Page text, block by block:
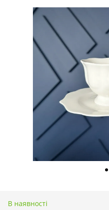
В наявності